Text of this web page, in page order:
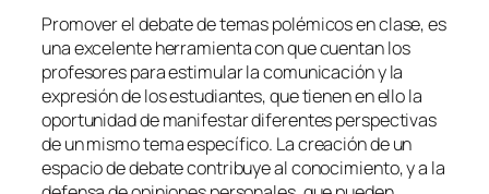
Promover el debate de temas polémicos en clase, es
una excelente herramienta con que cuentan los
profesores para estimular la comunicación y la
expresión de los estudiantes, que tienen en ello la
oportunidad de manifestar diferentes perspectivas
de un mismo tema específico. La creación de un
espacio de debate contribuye al conocimiento, y a la